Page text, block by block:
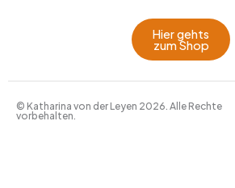
Hier gehts
zum Shop
© Katharina von der Leyen 2026. Alle Rechte
vorbehalten.